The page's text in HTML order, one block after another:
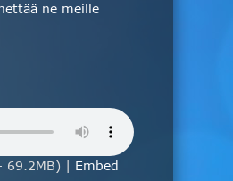
ne meille
| Embed